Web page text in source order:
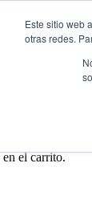
Este sitio web
otras redes.
552-3620
por compras
el carrito.